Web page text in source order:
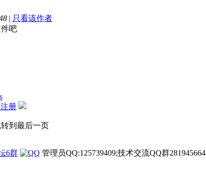
| 只看该作者
吧
册
到最后一页
管理员QQ:125739409;技术交流QQ群281945664